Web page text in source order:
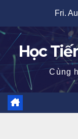
content
Fri.
Học
Cùng